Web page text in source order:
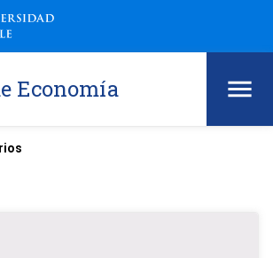
Economía